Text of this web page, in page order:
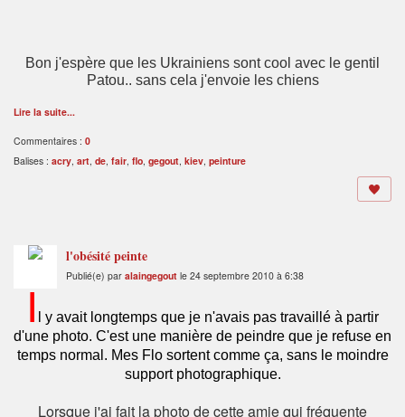
Bon j'espère que les Ukrainiens sont cool avec le gentil
Patou.. sans cela j'envoie les chiens
Lire la suite...
Commentaires : 0
Balises : acry, art, de, fair, flo, gegout, kiev, peinture
l'obésité peinte
Publié(e) par alaingegout le 24 septembre 2010 à 6:38
I
l y avait longtemps que je n'avais pas travaillé à partir
d'une photo. C'est une manière de peindre que je refuse en
temps normal. Mes Flo sortent comme ça, sans le moindre
support photographique.
Lorsque j'ai fait la photo de cette amie qui fréquente